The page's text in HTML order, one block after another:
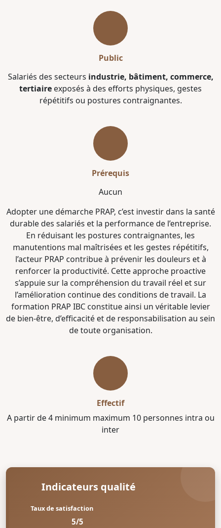
Public
Salariés des secteurs industrie, bâtiment, commerce,
tertiaire exposés à des efforts physiques, gestes
répétitifs ou postures contraignantes.
Prérequis
Aucun
Adopter une démarche PRAP, c’est investir dans la santé
durable des salariés et la performance de l’entreprise.
En réduisant les postures contraignantes, les
manutentions mal maîtrisées et les gestes répétitifs,
l’acteur PRAP contribue à prévenir les douleurs et à
renforcer la productivité. Cette approche proactive
s’appuie sur la compréhension du travail réel et sur
l’amélioration continue des conditions de travail. La
formation PRAP IBC constitue ainsi un véritable levier
de bien-être, d’efficacité et de responsabilisation au sein
de toute organisation.
Effectif
A partir de 4 minimum maximum 10 personnes intra ou
inter
Indicateurs qualité
Taux de satisfaction
5/5